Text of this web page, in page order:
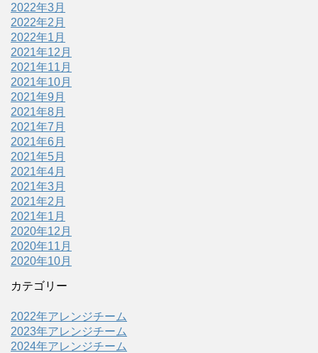
2022年3月
2022年2月
2022年1月
2021年12月
2021年11月
2021年10月
2021年9月
2021年8月
2021年7月
2021年6月
2021年5月
2021年4月
2021年3月
2021年2月
2021年1月
2020年12月
2020年11月
2020年10月
カテゴリー
2022年アレンジチーム
2023年アレンジチーム
2024年アレンジチーム